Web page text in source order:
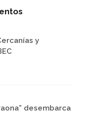
y
desembarca